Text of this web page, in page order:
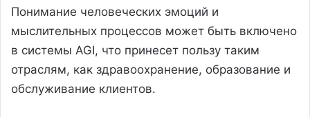
Понимание человеческих эмоций и
мыслительных процессов может быть включено
в системы AGI, что принесет пользу таким
отраслям, как здравоохранение, образование и
обслуживание клиентов.